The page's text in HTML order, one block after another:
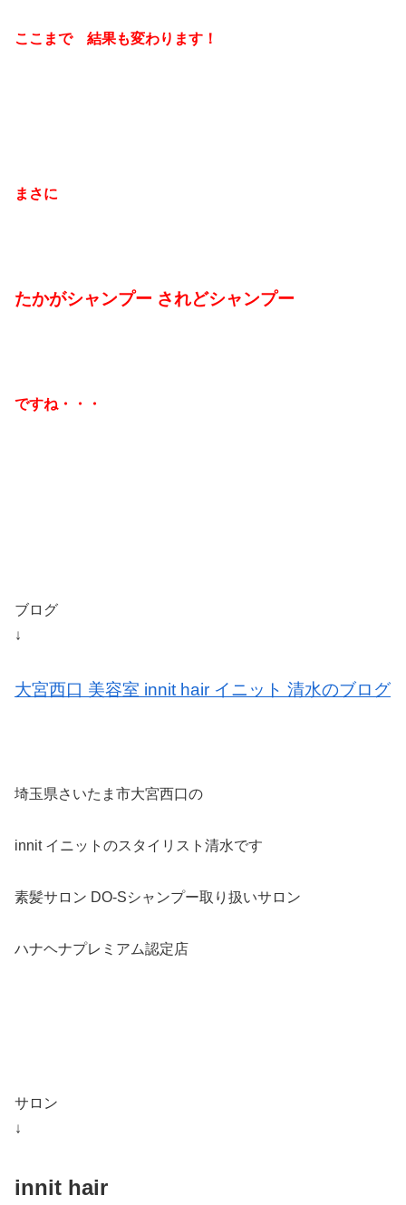
ここまで 結果も変わります！
まさに
たかがシャンプー されどシャンプー
ですね・・・
ブログ
↓
大宮西口 美容室 innit hair イニット 清水のブログ
埼玉県さいたま市大宮西口の
innit イニットのスタイリスト清水です
素髪サロン DO-Sシャンプー取り扱いサロン
ハナヘナプレミアム認定店
サロン
↓
innit hair